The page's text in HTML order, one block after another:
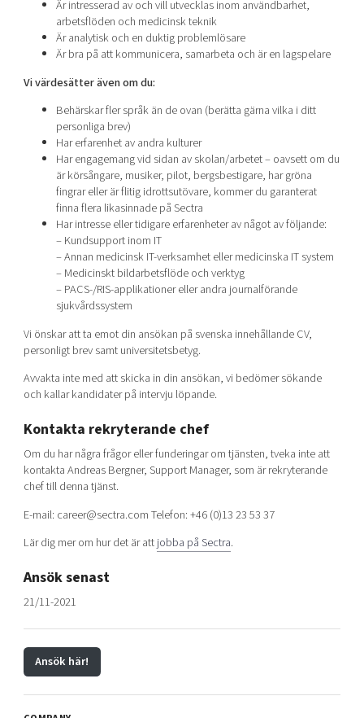
Är intresserad av och vill utvecklas inom användbarhet,
arbetsflöden och medicinsk teknik
Är analytisk och en duktig problemlösare
Är bra på att kommunicera, samarbeta och är en lagspelare
Vi värdesätter även om du:
Behärskar fler språk än de ovan (berätta gärna vilka i ditt
personliga brev)
Har erfarenhet av andra kulturer
Har engagemang vid sidan av skolan/arbetet – oavsett om du
är körsångare, musiker, pilot, bergsbestigare, har gröna
fingrar eller är flitig idrottsutövare, kommer du garanterat
finna flera likasinnade på Sectra
Har intresse eller tidigare erfarenheter av något av följande:
– Kundsupport inom IT
– Annan medicinsk IT-verksamhet eller medicinska IT system
– Medicinskt bildarbetsflöde och verktyg
– PACS-/RIS-applikationer eller andra journalförande
sjukvårdssystem
Vi önskar att ta emot din ansökan på svenska innehållande CV,
personligt brev samt universitetsbetyg.
Avvakta inte med att skicka in din ansökan, vi bedömer sökande
och kallar kandidater på intervju löpande.
Kontakta rekryterande chef
Om du har några frågor eller funderingar om tjänsten, tveka inte att
kontakta Andreas Bergner, Support Manager, som är rekryterande
chef till denna tjänst.
E-mail: career@sectra.com Telefon: +46 (0)13 23 53 37
Lär dig mer om hur det är attjobba på Sectra.
Ansök senast
21/11-2021
Ansök här!